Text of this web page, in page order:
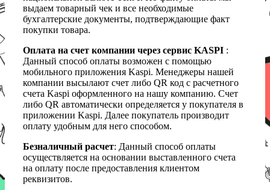
выдаем товарный чек и все необходимые
бухгалтерские документы, подтверждающие факт
покупки товара.
Оплата на счет компании через сервис KASPI :
Данный способ оплаты возможен с помощью
мобильного приложения Kaspi. Менеджеры нашей
компании высылают счет либо QR код с расчетного
счета Kaspi оформленного на нашу компанию. Счет
либо QR автоматически определяется у покупателя в
приложении Kaspi. Далее покупатель производит
оплату удобным для него способом.
Безналичный расчет: Данный способ оплаты
осуществляется на основании выставленного счета
на оплату после предоставления клиентом
реквизитов.